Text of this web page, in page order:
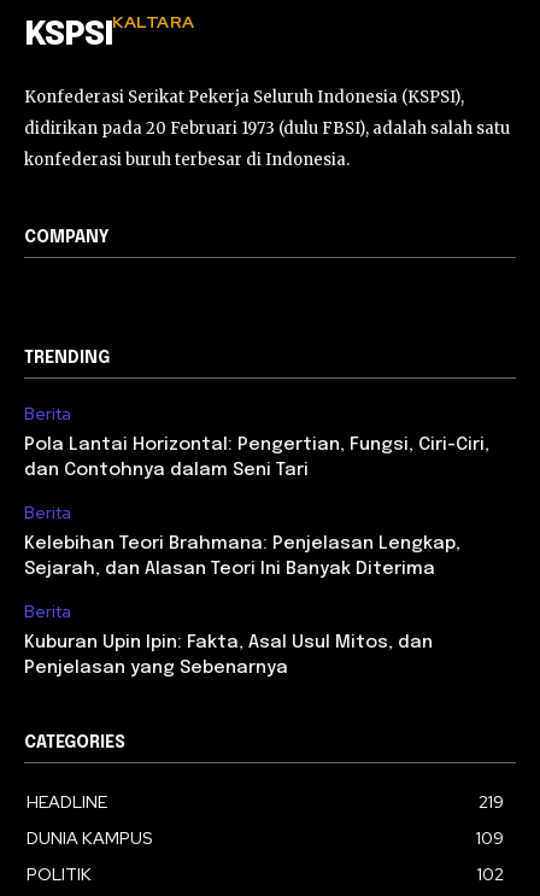
KSPSI KALTARA
Konfederasi Serikat Pekerja Seluruh Indonesia (KSPSI),
didirikan pada 20 Februari 1973 (dulu FBSI), adalah salah satu
konfederasi buruh terbesar di Indonesia.
COMPANY
TRENDING
Berita
Pola Lantai Horizontal: Pengertian, Fungsi, Ciri-Ciri,
dan Contohnya dalam Seni Tari
Berita
Kelebihan Teori Brahmana: Penjelasan Lengkap,
Sejarah, dan Alasan Teori Ini Banyak Diterima
Berita
Kuburan Upin Ipin: Fakta, Asal Usul Mitos, dan
Penjelasan yang Sebenarnya
CATEGORIES
HEADLINE
219
DUNIA KAMPUS
109
POLITIK
102